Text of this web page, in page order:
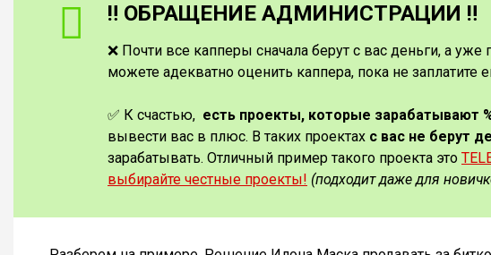
‼️ ОБРАЩЕНИЕ АДМИНИСТРАЦИИ ‼️
❌ Почти все капперы сначала берут с вас деньги, а
можете адекватно оценить каппера, пока не заплатите
✅ К счастью, есть проекты, которые зарабатывают
вывести вас в плюс. В таких проектах с вас не берут
зарабатывать. Отличный пример такого проекта это
выбирайте честные проекты! (подходит даже для